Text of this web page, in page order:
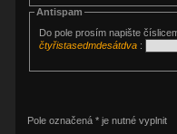
Antispam
Do pole prosím napište
čtyřistasedmdesátdva:
Pole označená * je nutné vyplnit